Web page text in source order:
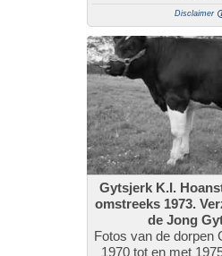
Disclaimer
Gytsjerk K.I.
omstreeks 1973. Verzameling A.H.
de Jong
Fotos van de dorpen
1970 tot en met